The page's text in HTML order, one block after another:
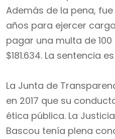
Además de la pena,
años para ejercer
pagar una multa de 100
$181.634. La sentencia
La Junta de
en 2017 que su
ética pública. La
Bascou tenía plena